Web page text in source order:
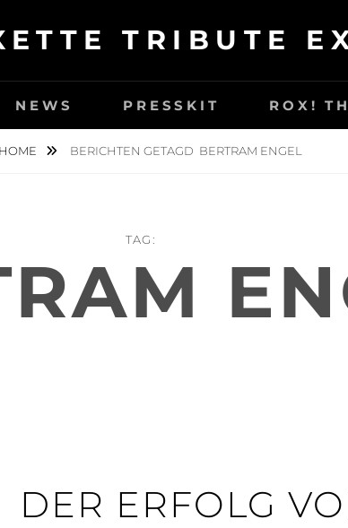
TRIBUTE
NEWS PRESSKIT ROX!
HOME BERICHTEN GETAGD BERTRAM ENGEL
TAG:
DER ERFOLG